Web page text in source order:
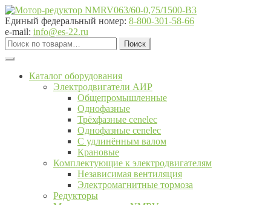
Перейти
к
навигации
Перейти
к
содержимому
Единый федеральный номер: 8-800-301-58-66
e-mail: info@es-22.ru
Искать:
Поиск
Каталог оборудования
Электродвигатели АИР
Общепромышленные
Однофазные
Трёхфазные cenelec
Однофазные cenelec
С удлинённым валом
Крановые
Комплектующие к электродвигателям
Независимая вентиляция
Электромагнитные тормоза
Редукторы